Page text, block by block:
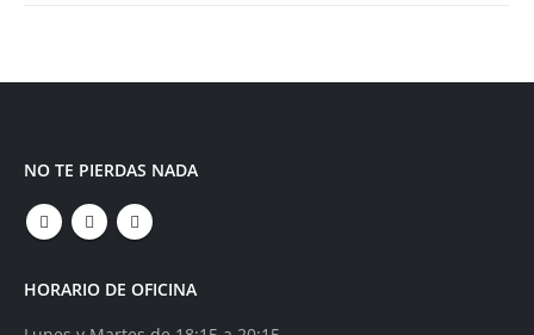
NO TE PIERDAS NADA
HORARIO DE OFICINA